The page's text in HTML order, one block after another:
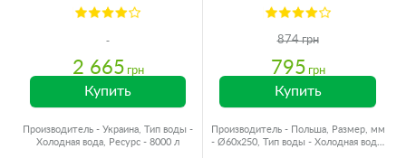
(CHV5PUREMAC)
2 665 грн
Купить
Производитель - Украина, Тип воды -
Холодная вода, Ресурс - 8000 л
Ø70x250мм 45°C
(механическая очистка,
умягчение удаление железа)
874 грн
795 грн
Купить
Производитель - Польша, Размер, мм
- Ø60x250, Тип воды - Холодная вода,